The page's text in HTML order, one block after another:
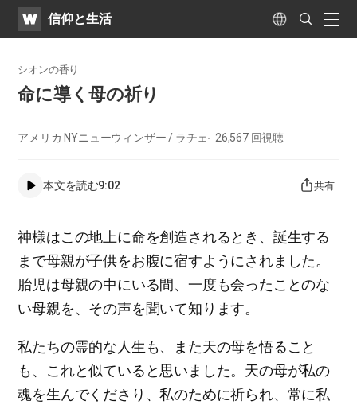
WATV​信仰と生活 Language
Search
Submit
シオンの香り
命に導く母の祈り
アメリカ NYニューウィンザー / ラチェ 26,567 回視聴
本文を読む9:02 共有
神様はこの地上に命を創造されるとき、誕生する
まで母親が子供をお腹に宿すようにされました。
胎児は母親の中にいる間、一度も会ったことのな
い母親を、その声を聞いて知ります。
私たちの霊的な人生も、また天の母を悟ること
も、これと似ていると思いました。天の母が私の
魂を生んでくださり、私のために祈られ、常に私